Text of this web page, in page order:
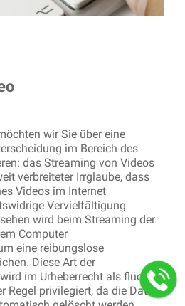
wir Sie über eine
im Bereich des
das Streaming von Videos
verbreiteter Irrglaube, dass
Videos im Internet
Vervielfältigung
wird beim Streaming der
Computer
eine reibungslose
Diese Art der
im Urheberrecht als flüchtig
Regel privilegiert, da die Daten